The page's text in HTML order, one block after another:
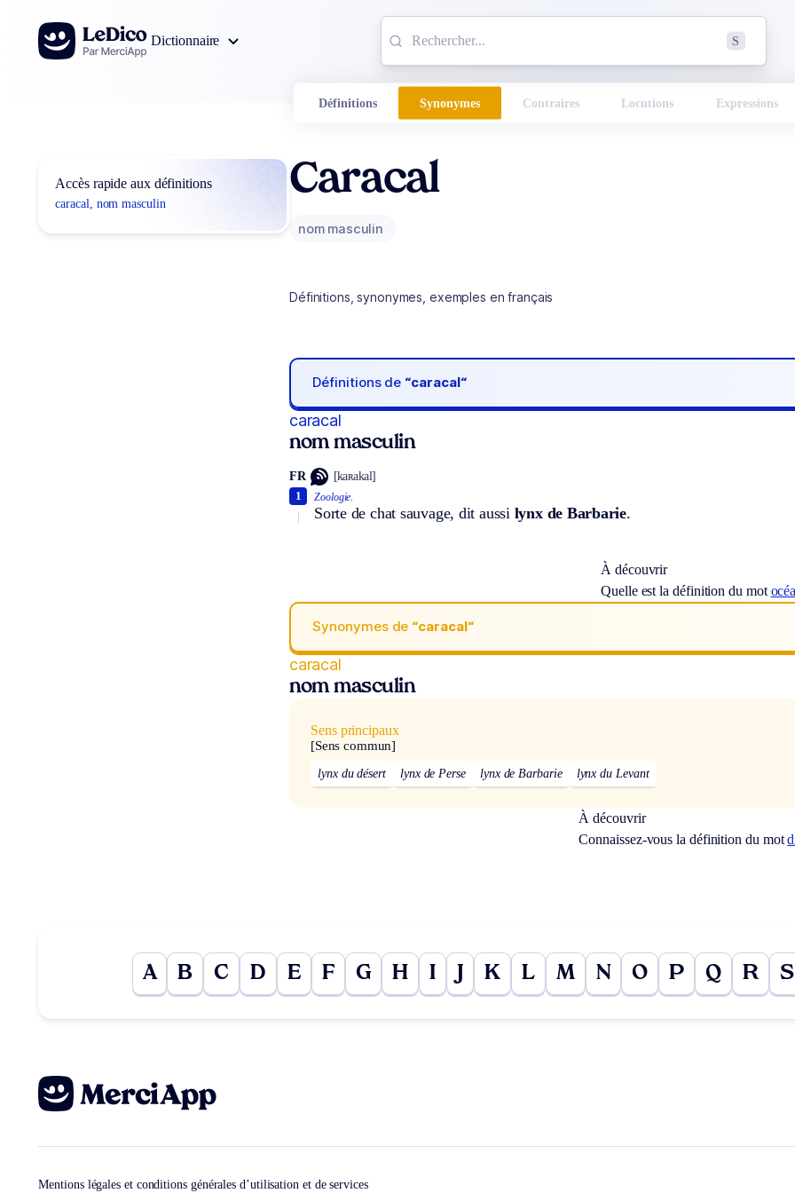
Aller au contenu
Dictionnaire
S
Définitions Synonymes Contraires Locutions Expressions
Accès rapide aux définitions
caracal, nom masculin
Caracal
nom masculin
Définitions, synonymes, exemples en français
Définitions de “caracal“
caracal
nom masculin
FR [kaʀakal]
Zoologie.
Sorte de chat sauvage, dit aussi lynx de Barbarie.
1
À découvrir
Quelle est la définition du mot
Synonymes de “caracal“
caracal
nom masculin
Sens principaux
[Sens commun]
lynx du désert lynx de Perse lynx de Barbarie lynx du Levant
À découvrir
Connaissez-vous la définition du mot
A B C D E F G H I J K L M N O P Q R S
Mentions légales et conditions générales d’utilisation et de services